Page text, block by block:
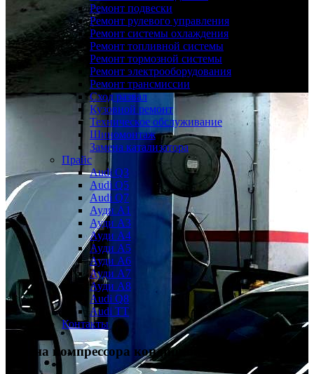
Ремонт подвески
Ремонт рулевого управления
Ремонт системы охлаждения
Ремонт топливной системы
Ремонт тормозной системы
Ремонт электрооборудования
Ремонт трансмиссии
Сход развал
Кузовной ремонт
Техническое обслуживание
Шиномонтаж
Замена катализатора
Прайс
Audi Q3
Audi Q5
Audi Q7
Ауди А1
Ауди А3
Ауди А4
Ауди A5
Ауди А6
Ауди А7
Ауди A8
Audi Q8
Audi TT
Контакты
Замена компрессора кондиционера